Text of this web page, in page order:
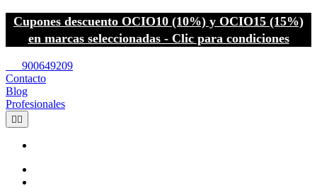
Cupones descuento OCIO10 (10%) y OCIO15 (15%)
en marcas seleccionadas - Clic para condiciones
900649209
Contacto
Blog
Profesionales
 